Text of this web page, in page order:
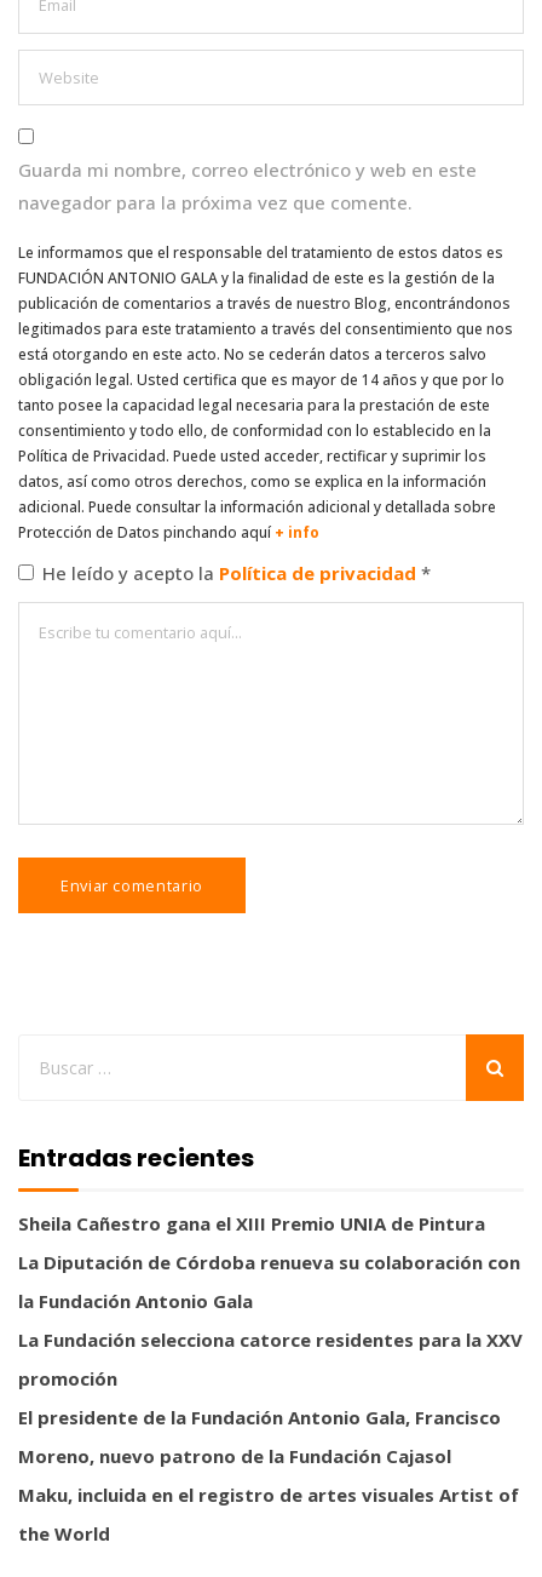
Guarda mi nombre, correo electrónico y web en este
navegador para la próxima vez que comente.
Le informamos que el responsable del tratamiento de estos datos es
FUNDACIÓN ANTONIO GALA y la finalidad de este es la gestión de la
publicación de comentarios a través de nuestro Blog, encontrándonos
legitimados para este tratamiento a través del consentimiento que nos
está otorgando en este acto. No se cederán datos a terceros salvo
obligación legal. Usted certifica que es mayor de 14 años y que por lo
tanto posee la capacidad legal necesaria para la prestación de este
consentimiento y todo ello, de conformidad con lo establecido en la
Política de Privacidad. Puede usted acceder, rectificar y suprimir los
datos, así como otros derechos, como se explica en la información
adicional. Puede consultar la información adicional y detallada sobre
Protección de Datos pinchando aquí + info
He leído y acepto la Política de privacidad *
Entradas recientes
Sheila Cañestro gana el XIII Premio UNIA de Pintura
La Diputación de Córdoba renueva su colaboración con
la Fundación Antonio Gala
La Fundación selecciona catorce residentes para la XXV
promoción
El presidente de la Fundación Antonio Gala, Francisco
Moreno, nuevo patrono de la Fundación Cajasol
Maku, incluida en el registro de artes visuales Artist of
the World